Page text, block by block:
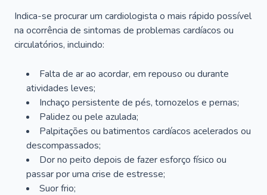
Indica-se procurar um cardiologista o mais rápido possível
na ocorrência de sintomas de problemas cardíacos ou
circulatórios, incluindo:
Falta de ar ao acordar, em repouso ou durante
atividades leves;
Inchaço persistente de pés, tornozelos e pernas;
Palidez ou pele azulada;
Palpitações ou batimentos cardíacos acelerados ou
descompassados;
Dor no peito depois de fazer esforço físico ou
passar por uma crise de estresse;
Suor frio;